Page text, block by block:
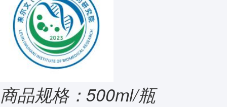
商品规格：500ml/瓶